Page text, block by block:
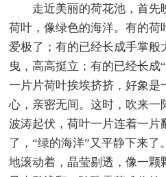
走近美丽的荷花池，首先
荷叶，像绿色的海洋。有的荷
爱极了；有的已经长成手掌般
曳，高高挺立；有的已经长成
一片片荷叶挨埃挤挤，好象是
心，亲密无间。这时，吹来一
波涛起伏，荷叶一片连着一片
了，“绿的海洋”又平静下来了
地滚动着，晶莹剔透，像一颗